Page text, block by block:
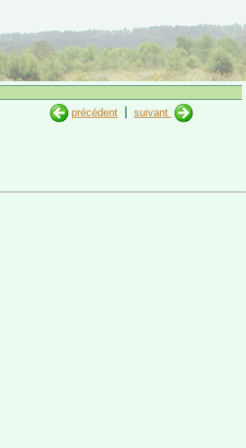
précédent
suivant